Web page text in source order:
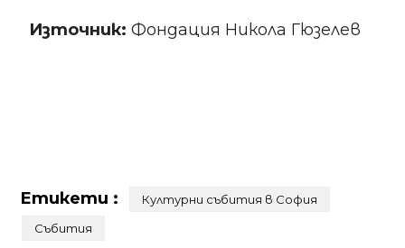
Източник: Фондация Никола Гюзелев
Етикети :
Културни събития в София
Събития